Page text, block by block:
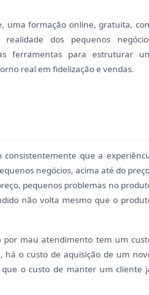
uma formação online, gratuita,
dos pequenos
ferramentas para estruturar
real em fidelização e vendas.
que a
negócios, acima até do
pequenos problemas no
não volta mesmo que o
por mau atendimento tem um
o custo de aquisição de um
o custo de manter um cliente